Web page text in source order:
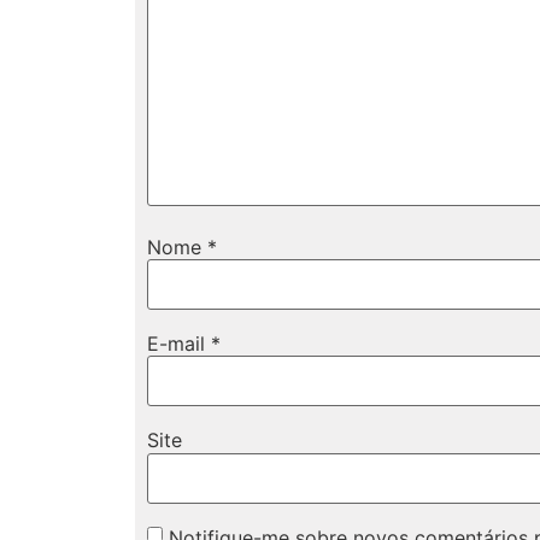
Nome *
E-mail *
Site